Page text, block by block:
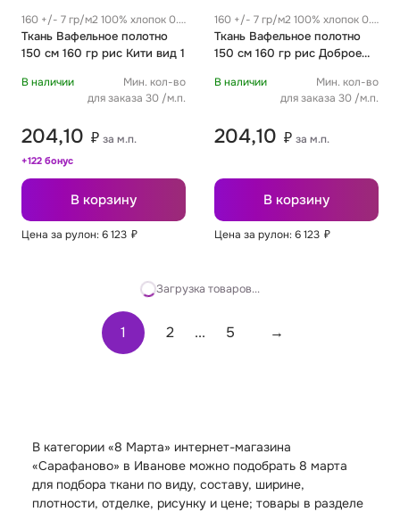
160 +/- 7 гр/м2 100% хлопок 0.3
м
Ткань Вафельное полотно
150 см 160 гр рис Кити вид 1
В наличии
Мин. кол-во
для заказа 30 /м.п.
204,10 ₽ за м.п.
+122 бонус
В корзину
Цена за рулон: 6 123 ₽
160 +/- 7 гр/м2 100% хлопок 0.3
м
Ткань Вафельное полотно
150 см 160 гр рис Доброе
В наличии
Мин. кол-во
для заказа 30 /м.п.
204,10 ₽ за м.п.
В корзину
Цена за рулон: 6 123 ₽
Загрузка товаров...
1 2 ... 5 →
В категории «8 Марта» интернет-магазина
«Сарафаново» в Иванове можно подобрать 8 марта
для подбора ткани по виду, составу, ширине,
плотности, отделке, рисунку и цене; товары в разделе